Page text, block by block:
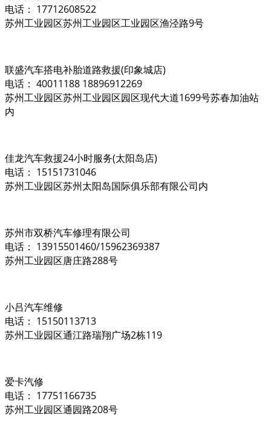
电话： 17712608522
苏州工业园区苏州工业园区工业园区渔泾路9号
联盛汽车搭电补胎道路救援(印象城店)
电话： 40011188 18896912269
苏州工业园区苏州工业园区园区现代大道1699号苏春加油站
内
佳龙汽车救援24小时服务(太阳岛店)
电话： 15151731046
苏州工业园区苏州太阳岛国际俱乐部有限公司内
苏州市双桥汽车修理有限公司
电话： 13915501460/15962369387
苏州工业园区唐庄路288号
小吕汽车维修
电话： 15150113713
苏州工业园区通江路瑞翔广场2栋119
爱卡汽修
电话： 17751166735
苏州工业园区通园路208号